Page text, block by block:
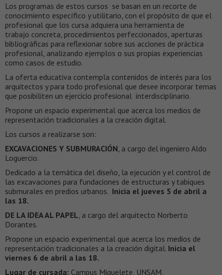
Los programas de estos cursos se basan en un recorte de
conocimiento específico y utilitario, con el propósito de que el
profesional que los cursa adquiera una herramienta de
trabajo concreta, procedimientos perfeccionados, aperturas
bibliográficas para reflexionar sobre sus acciones de práctica
profesional, analizando ejemplos o sus propias experiencias
como casos de estudio.
La oferta educativa contempla contenidos de interés para los
arquitectos y para todo profesional que desee incorporar temas
que posibiliten un ejercicio profesional interdisciplinario.
Propone un espacio experimental que acerca los medios de
representación tradicionales a la creación digital.
Los cursos a realizarse son:
EXCAVACIONES Y SUBMURACIÓN , a cargo del ingeniero Aldo
Loguercio.
Dedicado a la temática del diseño, la ejecución y el control de
las excavaciones para fundaciones de estructuras y tabiques
submurales en predios urbanos. Inicia el jueves 5 de abril a
las 18.
DE LA IDEA AL PAPEL , a cargo del arquitecto Norberto
Dorantes.
Propone un espacio experimental que acerca los medios de
representación tradicionales a la creación digital. Inicia el
viernes 6 de abril a las 18.
Lugar de cursada: Campus Miguelete, UNSAM.